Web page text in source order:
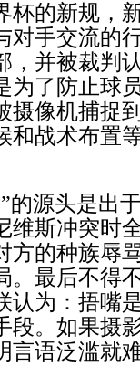
杯的新规，
对手交流的
，并被裁判
为了防止球
摄像机捕捉
和战术布置
的源头是出
维斯冲突时
方的种族辱
。最后不得
认为：捂嘴
段。如果摄
言语泛滥就